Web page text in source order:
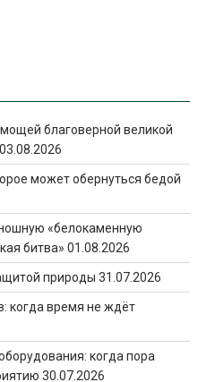
благоверной великой
03.08.2026
может обернуться бедой
«белокаменную
битва» 01.08.2026
природы 31.07.2026
когда время не ждёт
когда пора
30.07.2026